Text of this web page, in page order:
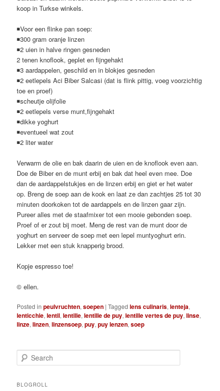
koop in Turkse winkels.
◾Voor een flinke pan soep:
◾300 gram oranje linzen
◾2 uien in halve ringen gesneden
2 tenen knoflook, geplet en fijngehakt
◾3 aardappelen, geschild en in blokjes gesneden
◾2 eetlepels Aci Biber Salcasi (dat is flink pittig, voeg voorzichtig
toe en proef)
◾scheutje olijfolie
◾2 eetlepels verse munt,fijngehakt
◾dikke yoghurt
◾eventueel wat zout
◾2 liter water
Verwarm de olie en bak daarin de uien en de knoflook even aan.
Doe de Biber en de munt erbij en bak dat heel even mee. Doe
dan de aardappelstukjes en de linzen erbij en giet er het water
op. Breng de soep aan de kook en laat ze dan zachtjes 25 tot 30
minuten doorkoken tot de aardappels en de linzen gaar zijn.
Pureer alles met de staafmixer tot een mooie gebonden soep.
Proef of er zout bij moet. Meng de rest van de munt door de
yoghurt en serveer de soep met een lepel muntyoghurt erin.
Lekker met een stuk knapperig brood.
Kopje espresso toe!
© ellen.
Posted in peulvruchten,soepen |Tagged lens culinaris,lenteja,
lenticchie,lentil,lentille,lentille de puy,lentille vertes de puy,linse,
linze,linzen,linzensoep,puy,puy lenzen,soep
e
rBLOGROLL